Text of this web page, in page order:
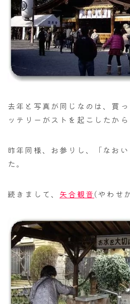
去年と写真が同じなのは、買
ッテリーがストを起こしたから
昨年同様、お参りし、「なお
た。
続きまして、 矢合観音(やわせ